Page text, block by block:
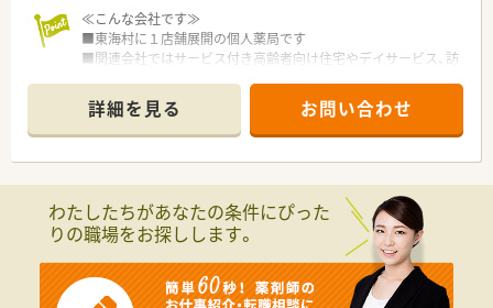
≪こんな会社です≫
■東海村に１店舗展開の個人薬局です
■関連会社ではサービス付き高齢者向け住宅やデイサービス、訪
■クリニックの敷地内への開局に伴い開業した法人です
≪こんな薬局です≫
■2021年9月開局したばかりの綺麗な薬局です。待合室の採光
■内科、胃腸科などの一般的な外来の他、プラセンタ療法、レー
ザー治療、ピアスの穴開けなども行っている美容系にも特化した
クリニックの門前の薬局です
■1日あたりの処方箋は140枚前後、3名体制で運営しています
■JR東海駅近くで、2本の国道に挟まれており周辺は飲食店も多
数あるためお昼休憩にも困りません
詳細を見る お問い合わせ
わたしたちがあなたの条件にぴった
りの職場をお探しします。